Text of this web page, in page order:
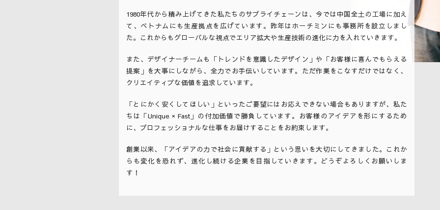
1980年代から積み上げてきた私たちのサプライチェーンは、今では中国全土の工場に加え
て、ベトナムにも生産拠点を広げています。昨年はホーチミンにも事務所を設立しまし
た。これからもグローバルな視点でエリア拡大や生産技術の進化に力を入れていきます。
また、デザイナーチームも「トレンドを意識したデザイン」や「お客様に喜んでもらえる
提案」を大事にしながら、全力でお手伝いしています。ただ作業をこなすだけではなく、
クリエイティブな価値を追求しています。
「とにかく安くしてほしい」といったご要望にはお応えできない場合もありますが、私た
ちは「Unique × Fast」の付加価値で勝負しています。お客様のアイデアを形にするため
に、プロフェッショナルな仕事をお届けすることをお約束します。
創業以来、「アイデアの力で社会に貢献する」という思いを大切にしてきました。これか
らも変化を恐れず、進化し続ける企業を目指していきます。どうぞよろしくお願いしま
す！